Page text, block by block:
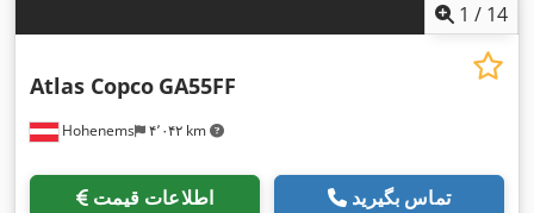
1 / 14
Hohenems ۴٬۰۴۲ km
Atlas Copco GA55FF
اطلاعات قیمت تماس بگیرید